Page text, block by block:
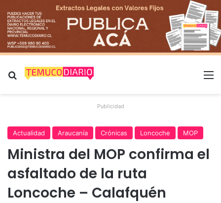
Buscar por
Publicidad
Actualidad Araucanía Crónicas Loncoche MOP
Ministra del MOP confirma el
asfaltado de la ruta
Loncoche – Calafquén